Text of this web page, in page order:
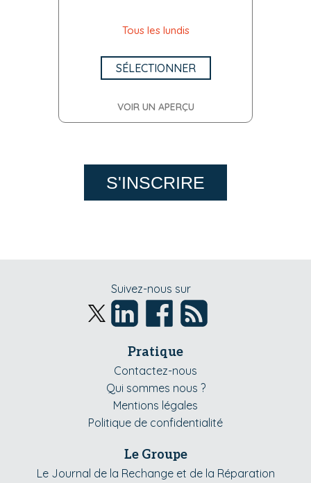
Tous les lundis
SÉLECTIONNER
VOIR UN APERÇU
S'INSCRIRE
Suivez-nous sur
Pratique
Contactez-nous
Qui sommes nous ?
Mentions légales
Politique de confidentialité
Le Groupe
Le Journal de la Rechange et de la Réparation